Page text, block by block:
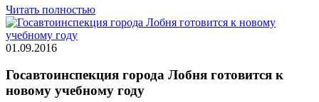
Читать полностью
01.09.2016
Госавтоинспекция города Лобня готовится к
новому учебному году